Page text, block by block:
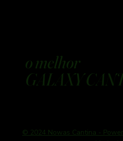
o melhor
GALAXY
© 2024 Nowas Cantina -